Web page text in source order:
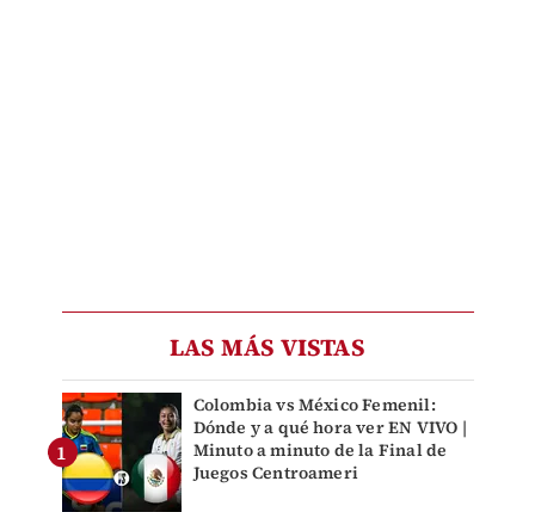
LAS MÁS VISTAS
Colombia vs México Femenil:
Dónde y a qué hora ver EN VIVO |
Minuto a minuto de la Final de
Juegos Centroameri